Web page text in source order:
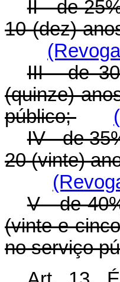
II - de
10 (dez)
III - de
(quinze)
público;
IV - de
20 (vinte)
V - de
(vinte e
no serviço